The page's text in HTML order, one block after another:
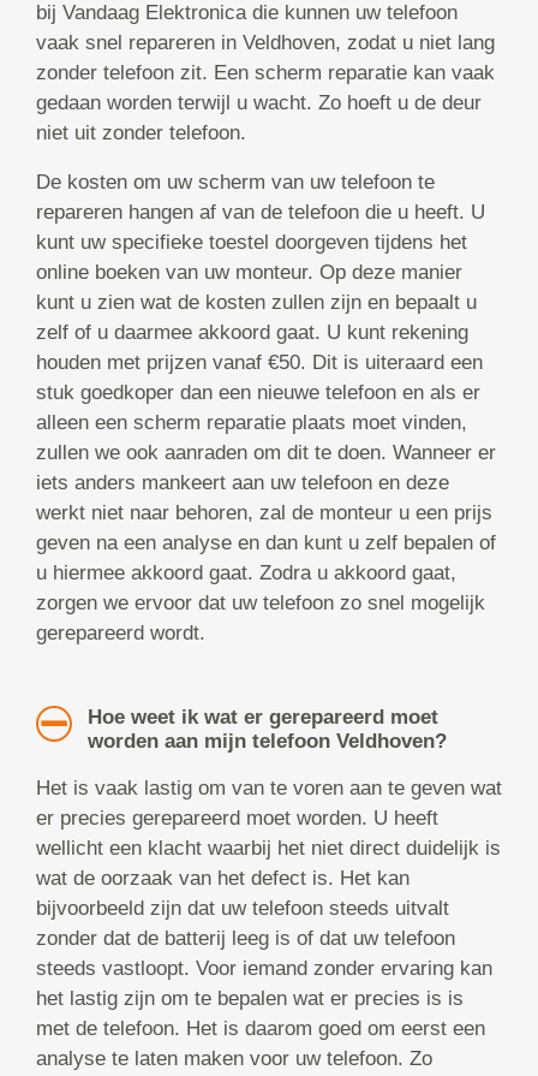
bij Vandaag Elektronica die kunnen uw telefoon
vaak snel repareren in Veldhoven, zodat u niet lang
zonder telefoon zit. Een scherm reparatie kan vaak
gedaan worden terwijl u wacht. Zo hoeft u de deur
niet uit zonder telefoon.
De kosten om uw scherm van uw telefoon te
repareren hangen af van de telefoon die u heeft. U
kunt uw specifieke toestel doorgeven tijdens het
online boeken van uw monteur. Op deze manier
kunt u zien wat de kosten zullen zijn en bepaalt u
zelf of u daarmee akkoord gaat. U kunt rekening
houden met prijzen vanaf €50. Dit is uiteraard een
stuk goedkoper dan een nieuwe telefoon en als er
alleen een scherm reparatie plaats moet vinden,
zullen we ook aanraden om dit te doen. Wanneer er
iets anders mankeert aan uw telefoon en deze
werkt niet naar behoren, zal de monteur u een prijs
geven na een analyse en dan kunt u zelf bepalen of
u hiermee akkoord gaat. Zodra u akkoord gaat,
zorgen we ervoor dat uw telefoon zo snel mogelijk
gerepareerd wordt.
Hoe weet ik wat er gerepareerd moet
worden aan mijn telefoon Veldhoven?
Het is vaak lastig om van te voren aan te geven wat
er precies gerepareerd moet worden. U heeft
wellicht een klacht waarbij het niet direct duidelijk is
wat de oorzaak van het defect is. Het kan
bijvoorbeeld zijn dat uw telefoon steeds uitvalt
zonder dat de batterij leeg is of dat uw telefoon
steeds vastloopt. Voor iemand zonder ervaring kan
het lastig zijn om te bepalen wat er precies is is
met de telefoon. Het is daarom goed om eerst een
analyse te laten maken voor uw telefoon. Zo